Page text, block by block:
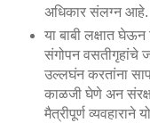
अधिकार संलग्न आहे.
या बाबी लक्षात
संगोपन वसतीगृहांचे
उल्लघंन करतांना
काळजी घेणे अन
मैत्रीपूर्ण व्यवहाराने